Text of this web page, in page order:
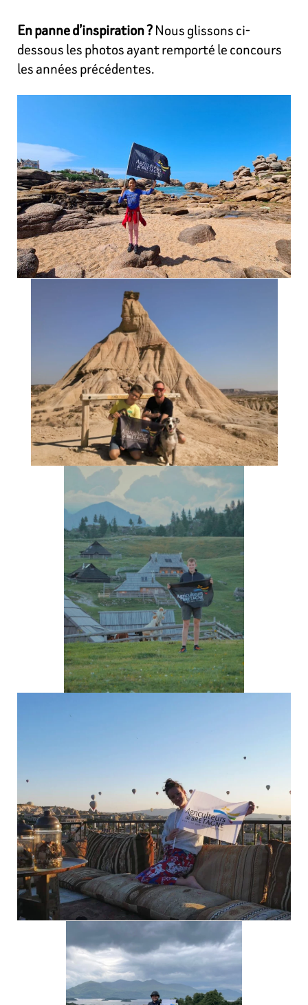
En panne d’inspiration ?Nous glissons ci-
dessous les photos ayant remporté le concours
les années précédentes.